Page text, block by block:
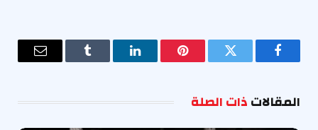
فيسبوك تويتر بينتيريستلينكدإن Tumblr
البريد
المقالاتذات الصلة